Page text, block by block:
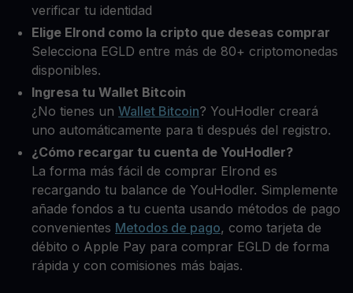
verificar tu identidad
Elige Elrond como la cripto que deseas comprar
Selecciona EGLD entre más de 80+ criptomonedas
disponibles.
Ingresa tu Wallet Bitcoin
¿No tienes un Wallet Bitcoin? YouHodler creará
uno automáticamente para ti después del registro.
¿Cómo recargar tu cuenta de YouHodler?
La forma más fácil de comprar Elrond es
recargando tu balance de YouHodler. Simplemente
añade fondos a tu cuenta usando métodos de pago
convenientes Metodos de pago, como tarjeta de
débito o Apple Pay para comprar EGLD de forma
rápida y con comisiones más bajas.